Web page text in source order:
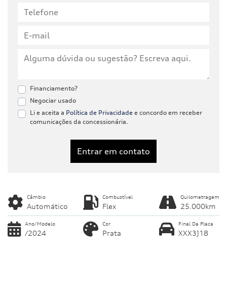
Financiamento?
Negociar usado
Li e aceita a Política de Privacidade e concordo em receber
comunicações da concessionária.
Entrar em contato
Câmbio
Automático
Combustível
Flex
Quilometragem
25.000km
Ano/Modelo
/2024
Cor
Prata
Final Da Placa
XXX3J18